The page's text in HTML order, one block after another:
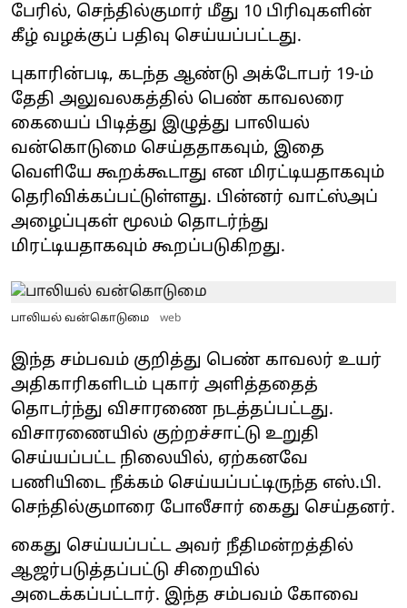
பேரில், செந்தில்குமார் மீது 10 பிரிவுகளின்
கீழ் வழக்குப் பதிவு செய்யப்பட்டது.
புகாரின்படி, கடந்த ஆண்டு அக்டோபர் 19-ம்
தேதி அலுவலகத்தில் பெண் காவலரை
கையைப் பிடித்து இழுத்து பாலியல்
வன்கொடுமை செய்ததாகவும், இதை
வெளியே கூறக்கூடாது என மிரட்டியதாகவும்
தெரிவிக்கப்பட்டுள்ளது. பின்னர் வாட்ஸ்அப்
அழைப்புகள் மூலம் தொடர்ந்து
மிரட்டியதாகவும் கூறப்படுகிறது.
பாலியல் வன்கொடுமை web
இந்த சம்பவம் குறித்து பெண் காவலர் உயர்
அதிகாரிகளிடம் புகார் அளித்ததைத்
தொடர்ந்து விசாரணை நடத்தப்பட்டது.
விசாரணையில் குற்றச்சாட்டு உறுதி
செய்யப்பட்ட நிலையில், ஏற்கனவே
பணியிடை நீக்கம் செய்யப்பட்டிருந்த எஸ்.பி.
செந்தில்குமாரை போலீசார் கைது செய்தனர்.
கைது செய்யப்பட்ட அவர் நீதிமன்றத்தில்
ஆஜர்படுத்தப்பட்டு சிறையில்
அடைக்கப்பட்டார். இந்த சம்பவம் கோவை